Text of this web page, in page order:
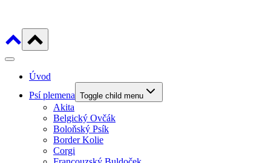
Úvod
Psí plemena Toggle child menu
Akita
Belgický Ovčák
Boloňský Psík
Border Kolie
Corgi